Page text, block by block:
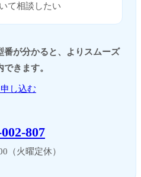
て相談したい
番が分かると、よりスムーズ
できます。
し込む
807
（火曜定休）